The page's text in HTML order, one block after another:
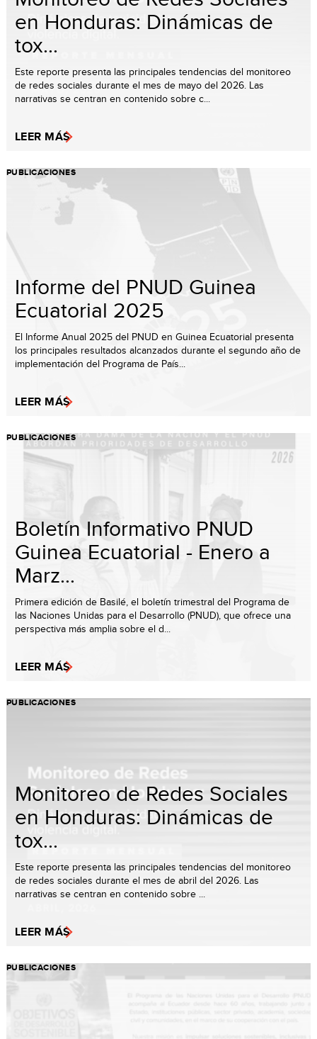
en Honduras: Dinámicas de
tox...
Este reporte presenta las principales tendencias del monitoreo
de redes sociales durante el mes de mayo del 2026. Las
narrativas se centran en contenido sobre c...
LEER MÁS
PUBLICACIONES
Informe del PNUD Guinea
Ecuatorial 2025
El Informe Anual 2025 del PNUD en Guinea Ecuatorial presenta
los principales resultados alcanzados durante el segundo año de
implementación del Programa de País...
LEER MÁS
PUBLICACIONES
Boletín Informativo PNUD
Guinea Ecuatorial - Enero a
Marz...
Primera edición de Basilé, el boletín trimestral del Programa de
las Naciones Unidas para el Desarrollo (PNUD), que ofrece una
perspectiva más amplia sobre el d...
LEER MÁS
PUBLICACIONES
Monitoreo de Redes Sociales
en Honduras: Dinámicas de
tox...
Este reporte presenta las principales tendencias del monitoreo
de redes sociales durante el mes de abril del 2026. Las
narrativas se centran en contenido sobre ...
LEER MÁS
PUBLICACIONES